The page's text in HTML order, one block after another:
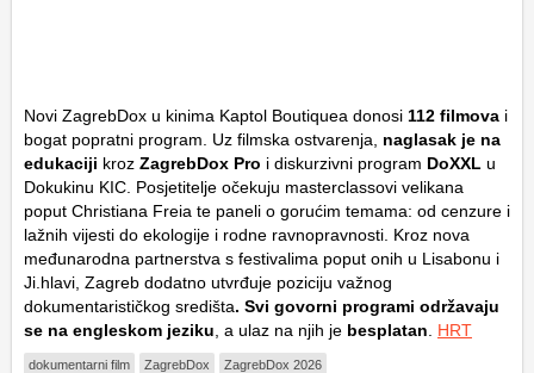
Novi ZagrebDox u kinima Kaptol Boutiquea donosi 112 filmova i
bogat popratni program. Uz filmska ostvarenja,
naglasak je na
edukaciji kroz ZagrebDox Pro i diskurzivni program DoXXL u
Dokukinu KIC. Posjetitelje očekuju masterclassovi velikana
poput Christiana Freia te paneli o gorućim temama: od cenzure i
lažnih vijesti do ekologije i rodne ravnopravnosti. Kroz nova
međunarodna partnerstva s festivalima poput onih u Lisabonu i
Ji.hlavi, Zagreb dodatno utvrđuje poziciju važnog
dokumentarističkog središta. Svi govorni programi održavaju
se na engleskom jeziku , a ulaz na njih je besplatan HRT
dokumentarni film ZagrebDox ZagrebDox 2026